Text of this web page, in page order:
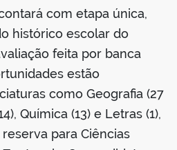
com etapa única,
histórico escolar do
feita por banca
estão
como Geografia (27
Química (13) e Letras (1),
para Ciências